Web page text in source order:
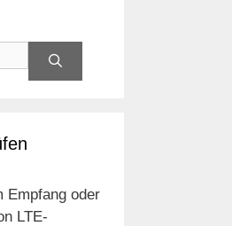
Empfang oder
LTE-